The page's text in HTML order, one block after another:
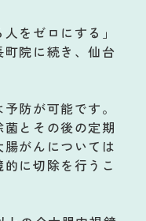
をゼロにする」
院に続き、仙台
防が可能です。
とその後の定期
がんについては
に切除を行うこ